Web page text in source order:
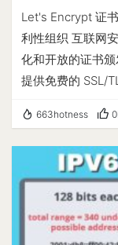
内容如下:
dashboard_port
dashboard_pwd
vhost_https_port
务端连接的端口
要用到，注意打
服务端连接的口
完成后保存 运行
幕输出如下，即
上面的步骤。
uses config file:
Let's Encrypt 证
利性组织 互联网
化和开放的证书
提供免费的 SSL/
过在线服务申请
里推荐 acme.sh
便，还支持
curl https://
成 .acme.sh 文
2.自动添加 bash
663hotness